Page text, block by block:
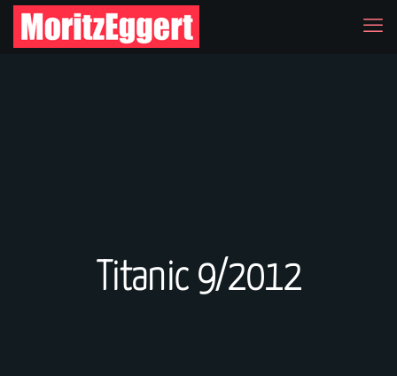
Titanic 9/2012